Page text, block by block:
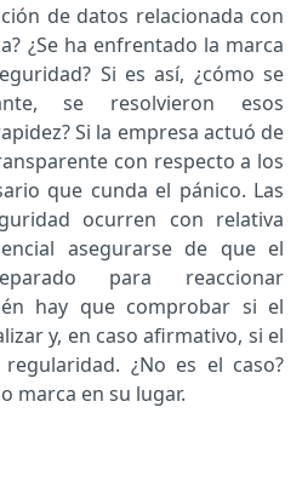
de datos relacionada con
¿Se ha enfrentado la marca
Si es así, ¿cómo se
se resolvieron esos
Si la empresa actuó de
con respecto a los
que cunda el pánico. Las
ocurren con relativa
asegurarse de que el
para reaccionar
hay que comprobar si el
y, en caso afirmativo, si el
¿No es el caso?
marca en su lugar.